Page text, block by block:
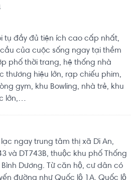
tụ đầy đủ tiện ích cao cấp nhất,
của cuộc sống ngay tại thềm
phố thời trang, hệ thống nhà
thương hiệu lớn, rạp chiếu phim,
gym, khu Bowling, nhà trẻ, khu
lớn,…
ngay trung tâm thị xã Dĩ An,
và DT743B, thuộc khu phố Thống
Dương. Từ căn hộ, cư dân có
đường như Quốc lộ 1A, Quốc lộ